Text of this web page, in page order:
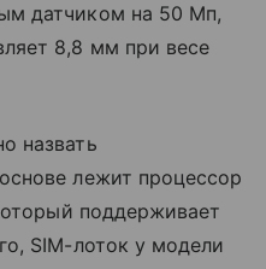
датчиком на 50 Мп,
8,8 мм при весе
назвать
лежит процессор
поддерживает
SIM-лоток у модели